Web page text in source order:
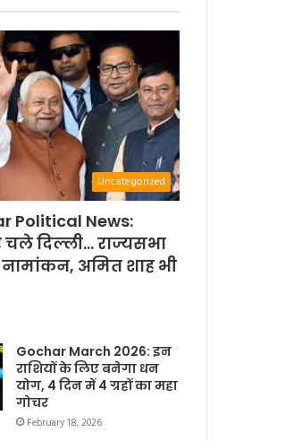
Uncategorized
Political News:
दिल्ली… राज्यसभा
अमित शाह भी
Gochar March 2026: इन
राशियों के लिए बनेगा धन
योग, 4 दिन में 4 ग्रहों का महा
गोचर
February 18, 2026